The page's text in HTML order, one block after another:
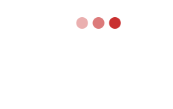
●●●